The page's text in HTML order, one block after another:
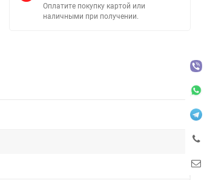
Оплатите покупку картой или
наличными при получении.